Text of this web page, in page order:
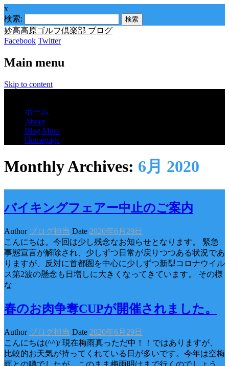
x
検索:
妙高高原ゴルフ倶楽部 ブログ
Facebook Twitter
Main menu
Skip to content
ホーム
About
Blog Mura
Homepage
Monthly Archives: 6月 2020
バイキングフェアー中止のご案内
Author ブログ担当 Date 2020年6月29日
こんにちは。今回は少し残念なお知らせとなります。 緊急
事態宣言が解除され、少しずつ日常が戻りつつある状況であ
りますが、反対に首都圏を中心に少しずつ新型コロナウイル
ス第2波の懸念も日増しに大きくなってきています。 その様
な
春のお肉争奪CUPが開催されました。
Author ブログ担当 Date 2020年6月29日
こんにちは(^^)/ 現在梅雨真っただ中！！ではありますが、
比較的お天気が持ってくれている日が多いです。今年は空梅
雨との噂でしたが、このまま梅雨明けまで行くのでしょう